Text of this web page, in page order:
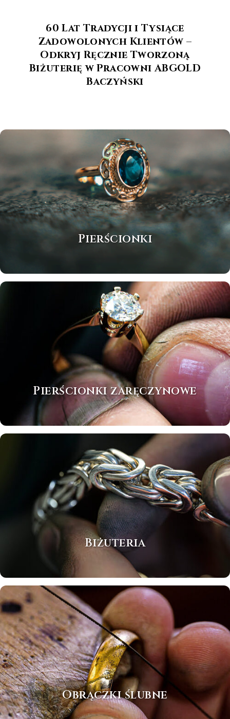
60 Lat Tradycji i Tysiące
Zadowolonych Klientów –
Odkryj Ręcznie Tworzoną
Biżuterię w Pracowni ABGOLD
Baczyński
Pierścionki
Pierścionki zaręczynowe
Biżuteria
Obrączki ślubne